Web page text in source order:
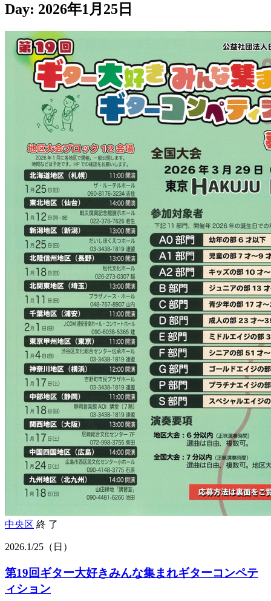
Day: 2026年1月25日
中央区 終 了
2026.1/25 （日）
第19回ギター大好きみんな集まれギターコンペテ
ィション